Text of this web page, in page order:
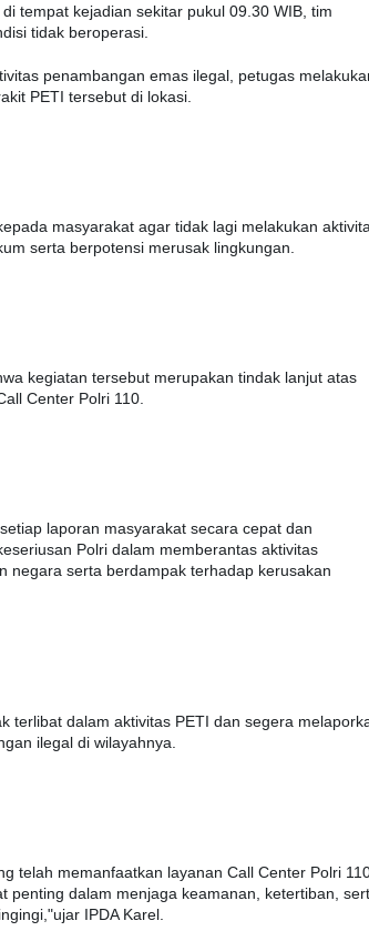
tempat kejadian sekitar pukul 09.30 WIB, tim
tidak beroperasi.
penambangan emas ilegal, petugas
PETI tersebut di lokasi.
masyarakat agar tidak lagi melakukan
serta berpotensi merusak lingkungan.
kegiatan tersebut merupakan tindak lanjut atas
Center Polri 110.
laporan masyarakat secara cepat dan
Polri dalam memberantas aktivitas
negara serta berdampak terhadap kerusakan
terlibat dalam aktivitas PETI dan segera
ilegal di wilayahnya.
telah memanfaatkan layanan Call Center Polri
penting dalam menjaga keamanan, ketertiban,
IPDA Karel.